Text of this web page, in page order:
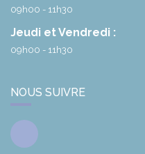
09h00 - 11h30
Jeudi et Vendredi :
09h00 - 11h30
NOUS SUIVRE
Facebook